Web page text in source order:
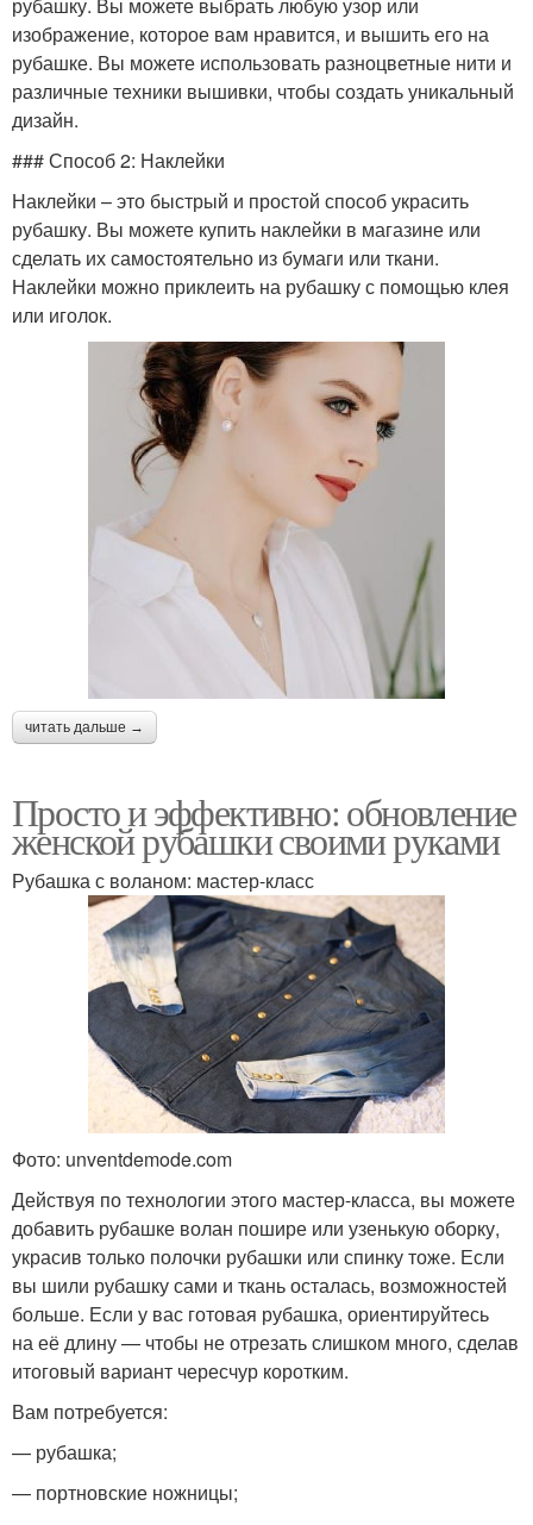
изображение, которое вам нравится, и вышить его на
рубашке. Вы можете использовать разноцветные нити и
различные техники вышивки, чтобы создать уникальный
дизайн.
### Способ 2: Наклейки
Наклейки – это быстрый и простой способ украсить
рубашку. Вы можете купить наклейки в магазине или
сделать их самостоятельно из бумаги или ткани.
Наклейки можно приклеить на рубашку с помощью клея
или иголок.
читать дальше →
Просто и эффективно: обновление
женской рубашки своими руками
Рубашка с воланом: мастер-класс
Фото: unventdemode.com
Действуя по технологии этого мастер-класса, вы можете
добавить рубашке волан пошире или узенькую оборку,
украсив только полочки рубашки или спинку тоже. Если
вы шили рубашку сами и ткань осталась, возможностей
больше. Если у вас готовая рубашка, ориентируйтесь
на её длину — чтобы не отрезать слишком много, сделав
итоговый вариант чересчур коротким.
Вам потребуется:
— рубашка;
— портновские ножницы;